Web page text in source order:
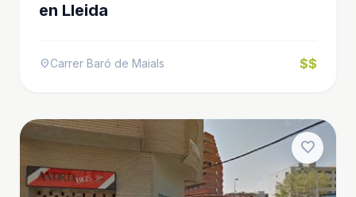
en Lleida
location_onCarrer Baró de Maials $$
favorite